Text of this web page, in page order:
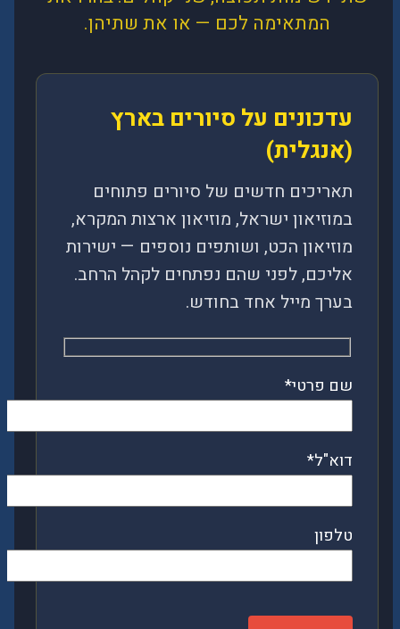
המתאימה לכם — או את שתיהן.
עדכונים על סיורים בארץ
(אנגלית)
תאריכים חדשים של סיורים פתוחים
במוזיאון ישראל, מוזיאון ארצות המקרא,
מוזיאון הכט, ושותפים נוספים — ישירות
אליכם, לפני שהם נפתחים לקהל הרחב.
בערך מייל אחד בחודש.
שם פרטי*
דוא"ל*
טלפון
Please